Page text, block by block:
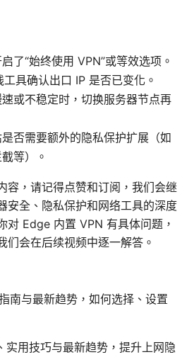
了“始终使用 VPN”或等效选项。
具确认出口 IP 是否已变化。
或不稳定时，切换服务器节点再
否需要额外的隐私保护扩展（如
等）。
容，请记得点赞和订阅，我们会继
安全、隐私保护和网络工具的深度
对 Edge 内置 VPN 有具体问题，
们会在后续视频中逐一解答。
南与最新趋势，如何选择、设置
实用技巧与最新趋势，提升上网隐